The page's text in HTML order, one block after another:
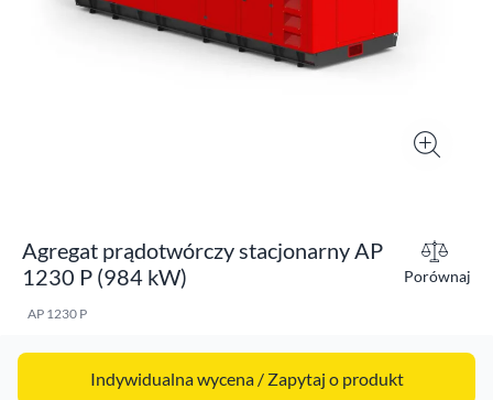
Agregat prądotwórczy stacjonarny AP
1230 P (984 kW)
Porównaj
AP 1230 P
Indywidualna wycena / Zapytaj o produkt